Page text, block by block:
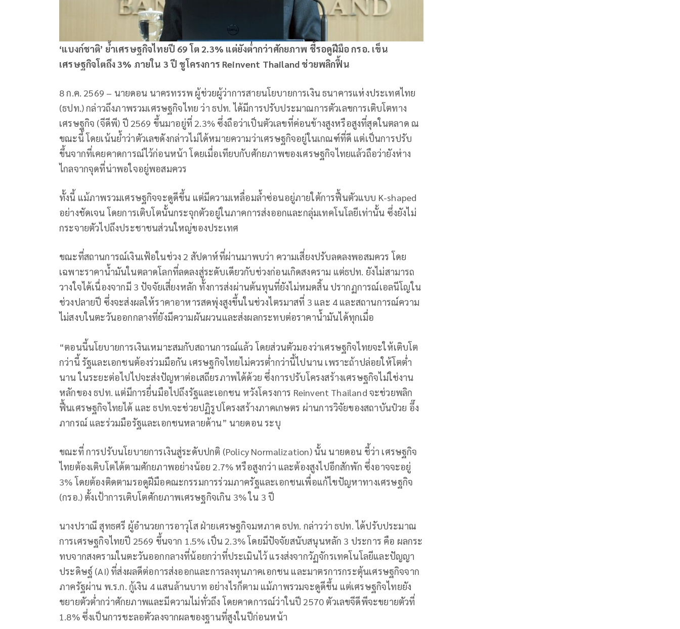
‘แบงก์ชาติ’ ย้ำเศรษฐกิจไทยปี 69 โต 2.3% แต่ยังต่ำกว่าศักยภาพ ชี้รอดูฝีมือ กรอ. เข็น
เศรษฐกิจโตถึง 3% ภายใน 3 ปี ชูโครงการ Reinvent Thailand ช่วยพลิกฟื้น
8 ก.ค. 2569 – นายดอน นาครทรรพ ผู้ช่วยผู้ว่าการสายนโยบายการเงิน ธนาคารแห่งประเทศไทย
(ธปท.) กล่าวถึงภาพรวมเศรษฐกิจไทย ว่า ธปท. ได้มีการปรับประมาณการตัวเลขการเติบโตทาง
เศรษฐกิจ (จีดีพี) ปี 2569 ขึ้นมาอยู่ที่ 2.3% ซึ่งถือว่าเป็นตัวเลขที่ค่อนข้างสูงหรือสูงที่สุดในตลาด ณ
ขณะนี้ โดยเน้นย้ำว่าตัวเลขดังกล่าวไม่ได้หมายความว่าเศรษฐกิจอยู่ในเกณฑ์ที่ดี แต่เป็นการปรับ
ขึ้นจากที่เคยคาดการณ์ไว้ก่อนหน้า โดยเมื่อเทียบกับศักยภาพของเศรษฐกิจไทยแล้วถือว่ายังห่าง
ไกลจากจุดที่น่าพอใจอยู่พอสมควร
ทั้งนี้ แม้ภาพรวมเศรษฐกิจจะดูดีขึ้น แต่มีความเหลื่อมล้ำซ่อนอยู่ภายใต้การฟื้นตัวแบบ K-shaped
อย่างชัดเจน โดยการเติบโตนั้นกระจุกตัวอยู่ในภาคการส่งออกและกลุ่มเทคโนโลยีเท่านั้น ซึ่งยังไม่
กระจายตัวไปถึงประชาชนส่วนใหญ่ของประเทศ
ขณะที่สถานการณ์เงินเฟ้อในช่วง 2 สัปดาห์ที่ผ่านมาพบว่า ความเสี่ยงปรับลดลงพอสมควร โดย
เฉพาะราคาน้ำมันในตลาดโลกที่ลดลงสู่ระดับเดียวกับช่วงก่อนเกิดสงคราม แต่ธปท. ยังไม่สามารถ
วางใจได้เนื่องจากมี 3 ปัจจัยเสี่ยงหลัก ทั้งการส่งผ่านต้นทุนที่ยังไม่หมดสิ้น ปรากฏการณ์เอลนีโญใน
ช่วงปลายปี ซึ่งจะส่งผลให้ราคาอาหารสดพุ่งสูงขึ้นในช่วงไตรมาสที่ 3 และ 4 และสถานการณ์ความ
ไม่สงบในตะวันออกกลางที่ยังมีความผันผวนและส่งผลกระทบต่อราคาน้ำมันได้ทุกเมื่อ
“ตอนนี้นโยบายการเงินเหมาะสมกับสถานการณ์แล้ว โดยส่วนตัวมองว่าเศรษฐกิจไทยจะให้เติบโต
กว่านี้ รัฐและเอกชนต้องร่วมมือกัน เศรษฐกิจไทยไม่ควรต่ำกว่านี้ไปนาน เพราะถ้าปล่อยให้โตต่ำ
นาน ในระยะต่อไปไปจะส่งปัญหาต่อเสถียรภาพได้ด้วย ซึ่งการปรับโครงสร้างเศรษฐกิจไม่ใช่งาน
หลักของ ธปท. แต่มีการยื่นมือไปถึงรัฐและเอกชน หวังโครงการ Reinvent Thailand จะช่วยพลิก
ฟื้นเศรษฐกิจไทยได้ และ ธปท.จะช่วยปฏิรูปโครงสร้างภาคเกษตร ผ่านการวิจัยของสถาบันป๋วย อึ๊ง
ภากรณ์ และร่วมมือรัฐและเอกชนหลายด้าน” นายดอน ระบุ
ขณะที่ การปรับนโยบายการเงินสู่ระดับปกติ (Policy Normalization) นั้น นายดอน ชี้ว่า เศรษฐกิจ
ไทยต้องเติบโตได้ตามศักยภาพอย่างน้อย 2.7% หรือสูงกว่า และต้องสูงไปอีกสักพัก ซึ่งอาจจะอยู่
3% โดยต้องติดตามรอดูฝีมือคณะกรรมการร่วมภาครัฐและเอกชนเพื่อแก้ไขปัญหาทางเศรษฐกิจ
(กรอ.) ตั้งเป้าการเติบโตศักยภาพเศรษฐกิจเกิน 3% ใน 3 ปี
นางปราณี สุทธศรี ผู้อำนวยการอาวุโส ฝ่ายเศรษฐกิจมหภาค ธปท. กล่าวว่า ธปท. ได้ปรับประมาณ
การเศรษฐกิจไทยปี 2569 ขึ้นจาก 1.5% เป็น 2.3% โดยมีปัจจัยสนับสนุนหลัก 3 ประการ คือ ผลกระ
ทบจากสงครามในตะวันออกกลางที่น้อยกว่าที่ประเมินไว้ แรงส่งจากวัฏจักรเทคโนโลยีและปัญญา
ประดิษฐ์ (AI) ที่ส่งผลดีต่อการส่งออกและการลงทุนภาคเอกชน และมาตรการกระตุ้นเศรษฐกิจจาก
ภาครัฐผ่าน พ.ร.ก. กู้เงิน 4 แสนล้านบาท อย่างไรก็ตาม แม้ภาพรวมจะดูดีขึ้น แต่เศรษฐกิจไทยยัง
ขยายตัวต่ำกว่าศักยภาพและมีความไม่ทั่วถึง โดยคาดการณ์ว่าในปี 2570 ตัวเลขจีดีพีจะขยายตัวที่
1.8% ซึ่งเป็นการชะลอตัวลงจากผลของฐานที่สูงในปีก่อนหน้า